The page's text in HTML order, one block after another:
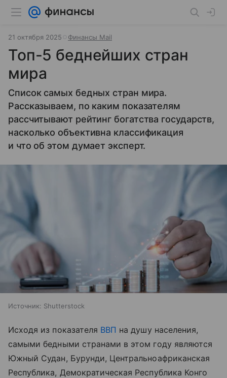
21 октября 2025 Финансы Mail
Топ-5 беднейших стран
мира
Список самых бедных стран мира.
Рассказываем, по каким показателям
рассчитывают рейтинг богатства государств,
насколько объективна классификация
и что об этом думает эксперт.
Источник: Shutterstock
Исходя из показателя ВВП на душу населения,
самыми бедными странами в этом году являются
Южный Судан, Бурунди, Центральноафриканская
Республика, Демократическая Республика Конго